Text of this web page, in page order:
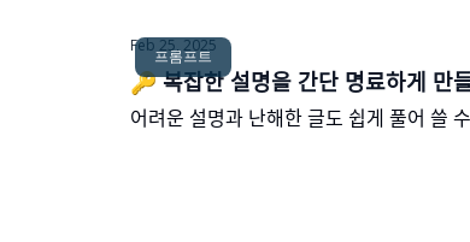
프롬프트
Feb 25, 2025
🔑 복잡한 설명을 간단 명료하게
어려운 설명과 난해한 글도 쉽게 풀어 쓸